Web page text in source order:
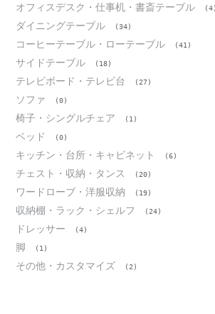
オフィスデスク・仕事机・書斎テーブル (4)
ダイニングテーブル (34)
コーヒーテーブル・ローテーブル (41)
サイドテーブル (18)
テレビボード・テレビ台 (27)
ソファ (0)
椅子・シングルチェア (1)
ベッド (0)
キッチン・台所・キャビネット (6)
チェスト・収納・タンス (20)
ワードローブ・洋服収納 (19)
収納棚・ラック・シェルフ (24)
ドレッサー (4)
脚 (1)
その他・カスタマイズ (2)